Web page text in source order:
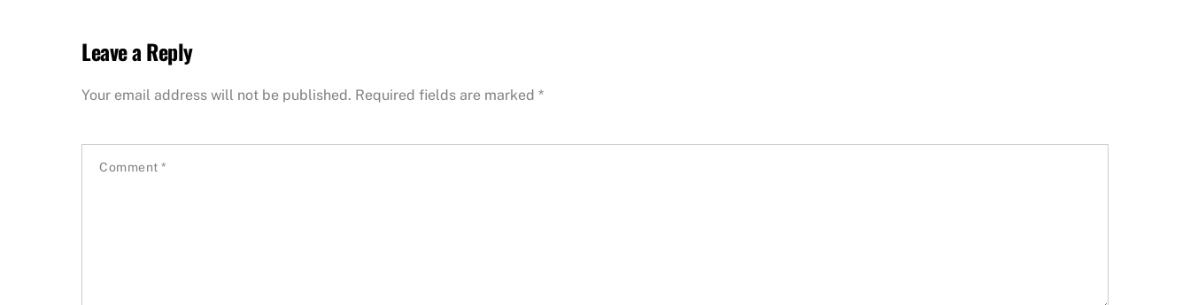
Leave a Reply
Your email address will not be published. Required fields are marked *
Comment*